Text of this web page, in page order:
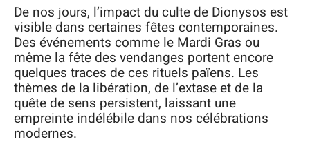
De nos jours, l’impact du culte de Dionysos est
visible dans certaines fêtes contemporaines.
Des événements comme le Mardi Gras ou
même la fête des vendanges portent encore
quelques traces de ces rituels païens. Les
thèmes de la libération, de l’extase et de la
quête de sens persistent, laissant une
empreinte indélébile dans nos célébrations
modernes.